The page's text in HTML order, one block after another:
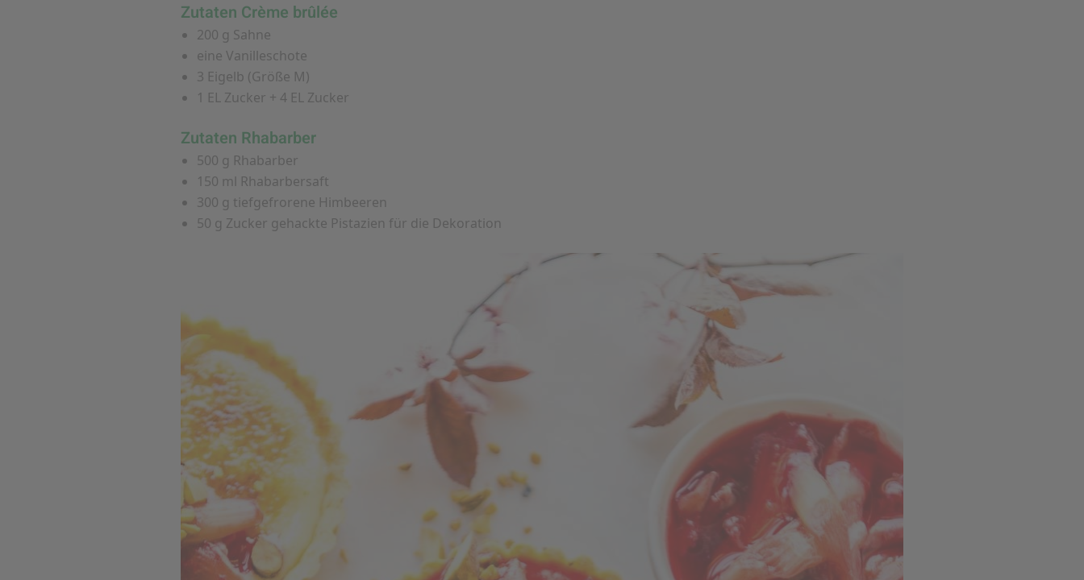
Zutaten Crème brûlée
200 g Sahne
eine Vanilleschote
3 Eigelb (Größe M)
1 EL Zucker + 4 EL Zucker
Zutaten Rhabarber
500 g Rhabarber
150 ml Rhabarbersaft
300 g tiefgefrorene Himbeeren
50 g Zucker gehackte Pistazien für die Dekoration